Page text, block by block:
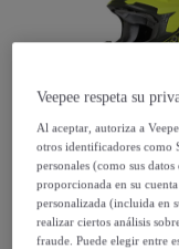
JUST1
CASCO
VERTIGO RED
YELLOW JUST1
Multicolor
255,20 €
Veepee respeta su
Al aceptar, autoriza a
otros identificadores como
personales (como sus
proporcionada en su
personalizada (incluida en
realizar ciertos análisis
fraude. Puede elegir entre